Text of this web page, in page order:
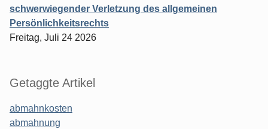
schwerwiegender Verletzung des allgemeinen
Persönlichkeitsrechts
Freitag, Juli 24 2026
Getaggte Artikel
abmahnkosten
abmahnung